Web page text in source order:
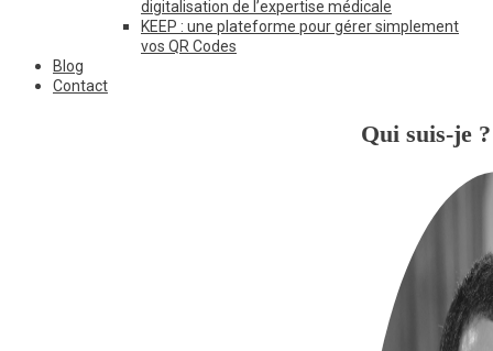
digitalisation de l’expertise médicale
KEEP : une plateforme pour gérer simplement
vos QR Codes
Blog
Contact
Qui suis-je ?